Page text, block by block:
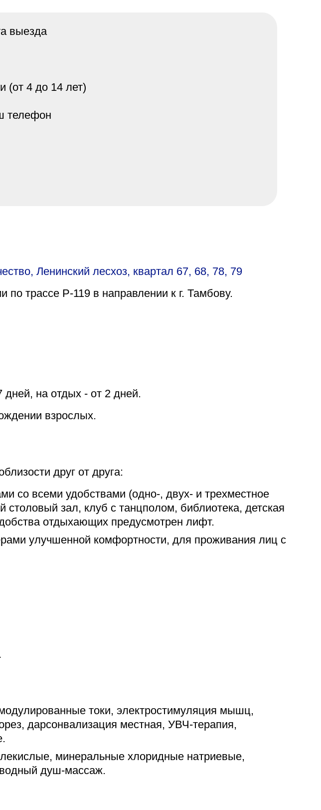
выезда
(от 4 до 14 лет)
телефон
Ленинский лесхоз, квартал 67, 68, 78, 79
трассе Р-119 в направлении к г. Тамбову.
дней, на отдых - от 2 дней.
взрослых.
друг от друга:
со всеми удобствами (одно-, двух- и трехместное
зал, клуб с танцполом, библиотека, детская
отдыхающих предусмотрен лифт.
улучшенной комфортности, для проживания лиц с
токи, электростимуляция мышц,
дарсонвализация местная, УВЧ-терапия,
минеральные хлоридные натриевые,
душ-массаж.